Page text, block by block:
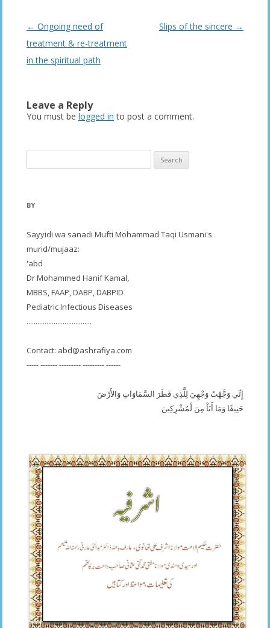
Post
navigation
← Ongoing need of
treatment & re-treatment
in the spiritual path
Slips of the sincere →
Leave a Reply
You must be logged in to post a comment.
for:
BY
Sayyidi wa sanadi Mufti Mohammad Taqi Usmani's
murid/mujaaz:
'abd
Dr Mohammed Hanif Kamal,
MBBS, FAAP, DABP, DABPID
Pediatric Infectious Diseases
....................................
Contact: abd@ashrafiya.com
----- ------- --------- --------- ------
إِنِّي وَجَّهْتُ وَجْهِيَ لِلَّذِي فَطَرَ السَّمَاوَاتِ وَالأَرْضَ
حَنِيفًا وَمَا أَنَاْ مِنَ لْمُشْرِكِينَ